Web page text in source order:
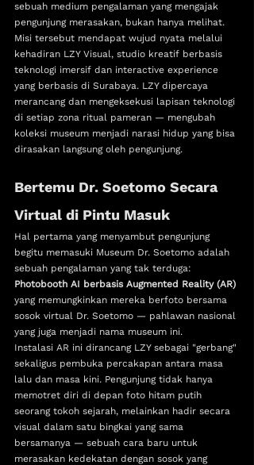
sebuah medium pengalaman yang mengajak
pengunjung merasakan, bukan hanya melihat.
Misi tersebut mendapat wujud nyata melalui
kehadiran LZY Visual, studio kreatif berbasis
teknologi imersif dan interactive experience
yang berbasis di Surabaya. LZY dipercaya
merancang dan mengeksekusi lapisan teknologi
di setiap zona ritual pameran — mengubah
koleksi museum menjadi narasi hidup yang bisa
dirasakan langsung oleh pengunjung.
Bertemu Dr. Soetomo Secara
Virtual di Pintu Masuk
Hal pertama yang menyambut pengunjung
begitu memasuki Museum Dr. Soetomo adalah
sebuah pengalaman yang tak terduga:
Photobooth AI berbasis Augmented Reality (AR)
yang memungkinkan mereka berfoto bersama
sosok virtual Dr. Soetomo — pahlawan nasional
yang juga menjadi nama museum ini.
Instalasi AR ini dirancang LZY sebagai "gerbang"
sekaligus pembuka percakapan antara masa
lalu dan masa kini. Pengunjung tidak hanya
memotret diri di depan foto hitam putih
seorang tokoh sejarah, melainkan hadir secara
visual dalam satu bingkai yang sama
bersamanya — sebuah cara baru untuk
merasakan kedekatan dengan sosok yang